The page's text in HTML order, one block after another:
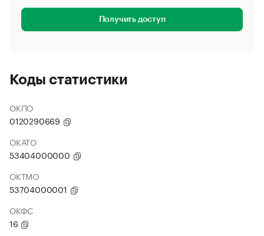
Получить доступ
Коды статистики
ОКПО
0120290669
ОКАТО
53404000000
ОКТМО
53704000001
ОКФС
16